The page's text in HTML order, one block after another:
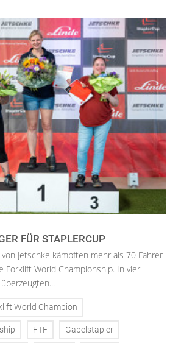
FÜR STAPLERCUP
Jetschke kämpften mehr als 70 Fahrer
Forklift World Championship. In vier
World Champion
FTF Gabelstapler